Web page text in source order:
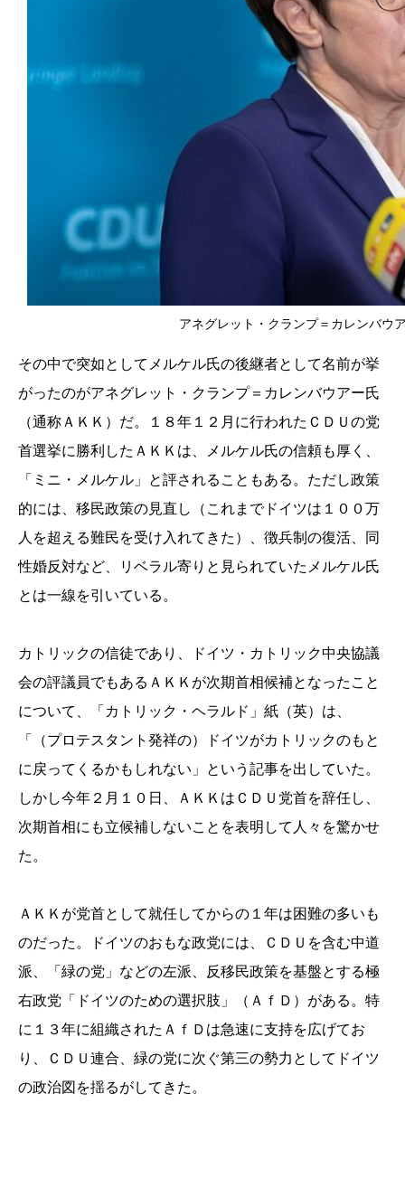
アネグレット・クランプ＝カレンバウ
その中で突如としてメルケル氏の後継者として名前が挙
がったのがアネグレット・クランプ＝カレンバウアー氏
（通称ＡＫＫ）だ。１８年１２月に行われたＣＤＵの党
首選挙に勝利したＡＫＫは、メルケル氏の信頼も厚く、
「ミニ・メルケル」と評されることもある。ただし政策
的には、移民政策の見直し（これまでドイツは１００万
人を超える難民を受け入れてきた）、徴兵制の復活、同
性婚反対など、リベラル寄りと見られていたメルケル氏
とは一線を引いている。
カトリックの信徒であり、ドイツ・カトリック中央協議
会の評議員でもあるＡＫＫが次期首相候補となったこと
について、「カトリック・ヘラルド」紙（英）は、
「（プロテスタント発祥の）ドイツがカトリックのもと
に戻ってくるかもしれない」という記事を出していた。
しかし今年２月１０日、ＡＫＫはＣＤＵ党首を辞任し、
次期首相にも立候補しないことを表明して人々を驚かせ
た。
ＡＫＫが党首として就任してからの１年は困難の多いも
のだった。ドイツのおもな政党には、ＣＤＵを含む中道
派、「緑の党」などの左派、反移民政策を基盤とする極
右政党「ドイツのための選択肢」（ＡｆＤ）がある。特
に１３年に組織されたＡｆＤは急速に支持を広げてお
り、ＣＤＵ連合、緑の党に次ぐ第三の勢力としてドイツ
の政治図を揺るがしてきた。